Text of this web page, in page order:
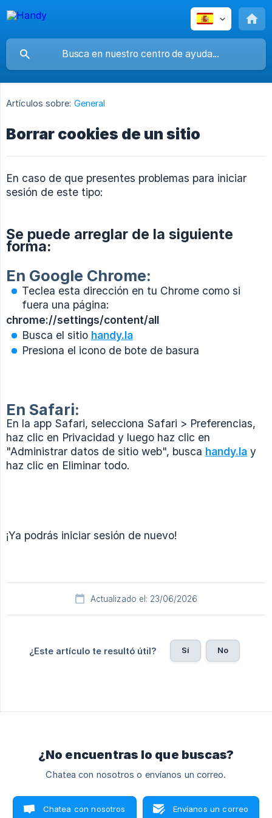
Artículos sobre: General
Borrar cookies de un sitio
En caso de que presentes problemas para iniciar
sesión de este tipo:
Se puede arreglar de la siguiente
forma:
En Google Chrome:
Teclea esta dirección en tu Chrome como si
fuera una página:
chrome://settings/content/all
Busca el sitio handy.la
Presiona el icono de bote de basura
En Safari:
En la app Safari, selecciona Safari > Preferencias,
haz clic en Privacidad y luego haz clic en
"Administrar datos de sitio web", busca handy.la y
haz clic en Eliminar todo.
¡Ya podrás iniciar sesión de nuevo!
Actualizado el: 23/06/2026
¿Este artículo te resultó útil? Sí No
¿No encuentras lo que buscas?
Chatea con nosotros o envíanos un correo.
Chatea con nosotros Envíanos un correo